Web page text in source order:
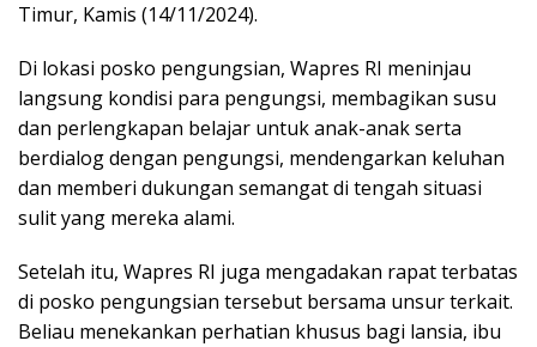
Timur, Kamis (14/11/2024).
Di lokasi posko pengungsian, Wapres RI meninjau
langsung kondisi para pengungsi, membagikan susu
dan perlengkapan belajar untuk anak-anak serta
berdialog dengan pengungsi, mendengarkan keluhan
dan memberi dukungan semangat di tengah situasi
sulit yang mereka alami.
Setelah itu, Wapres RI juga mengadakan rapat terbatas
di posko pengungsian tersebut bersama unsur terkait.
Beliau menekankan perhatian khusus bagi lansia, ibu